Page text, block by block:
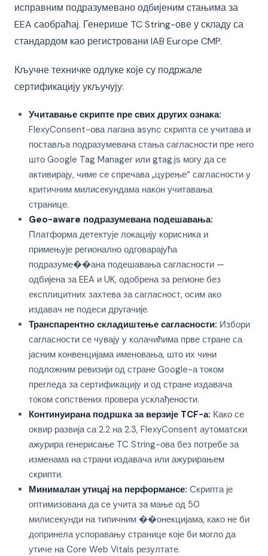
исправним подразумевано одбијеним стањима за
EEA саобраћај. Генерише TC String-ове у складу са
стандардом као регистровани IAB Europe CMP.
Кључне техничке одлуке које су подржале
сертификацију укључују:
Учитавање скрипте пре свих других ознака:
FlexyConsent-ова лагана async скрипта се учитава и
поставља подразумевана стања сагласности пре него
што Google Tag Manager или gtag.js могу да се
активирају, чиме се спречава „цурење“ сагласности у
критичним милисекундама након учитавања
странице.
Geo-aware подразумевана подешавања:
Платформа детектује локацију корисника и
примењује регионално одговарајућа
подразуме��ана подешавања сагласности —
одбијена за EEA и UK, одобрена за регионе без
експлицитних захтева за сагласност, осим ако
издавач не подеси другачије.
Транспарентно складиштење сагласности: Избори
сагласности се чувају у колачићима прве стране са
јасним конвенцијама именовања, што их чини
подложним ревизији од стране Google-а током
прегледа за сертификацију и од стране издавача
током сопствених провера усклађености.
Континуирана подршка за верзије TCF-а: Како се
оквир развија са 2.2 на 2.3, FlexyConsent аутоматски
ажурира генерисање TC String-ова без потребе за
изменама на страни издавача или ажурирањем
скрипти.
Минималан утицај на перформансе: Скрипта је
оптимизована да се учита за мање од 50
милисекунди на типичним ��онекцијама, како не би
допринела успоравању странице које би могло да
утиче на Core Web Vitals резултате.